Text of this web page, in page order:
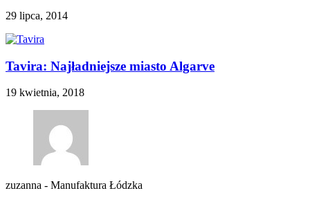
29 lipca, 2014
Tavira: Najładniejsze miasto Algarve
19 kwietnia, 2018
zuzanna - Manufaktura Łódzka